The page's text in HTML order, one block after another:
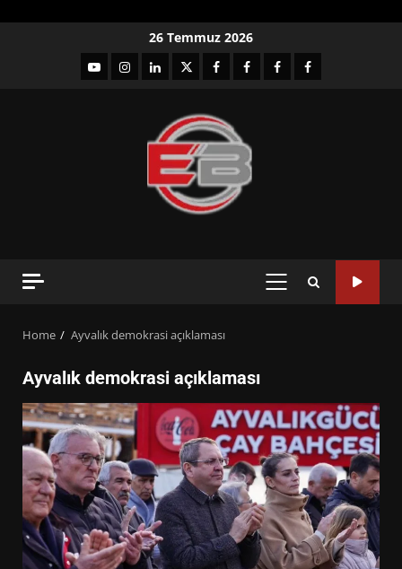
26 Temmuz 2026
YouTubeInstagram
LinkedIntwitterfacebook-Facebook-
Facebook-Facebook-
PRIMARY
Home Ayvalık demokrasi açıklaması
Ayvalık demokrasi açıklaması